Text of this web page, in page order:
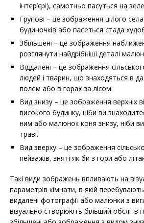
інтер’єрі), самотньо пасуться на
Групові – це зображення цілого
будиночків або пасеться стада
Збільшені – це зображення
розглянути найдрібніші деталі
Віддалені – це зображення
людей і тварин, що знаходяться в
полем або в горах за лісом.
Вид знизу – це зображення верхніх
високого будинку, ніби ви
ним або малюнок коня знизу, ніби
траві.
Вид зверху – це зображення
пейзажів, зняті як би з гори або
Такі види зображень впливають на
параметрів кімнати, в якій
видалені фотографії або малюнки з
візуально створюють більший обсяг в